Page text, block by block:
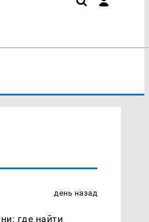
день назад
где найти